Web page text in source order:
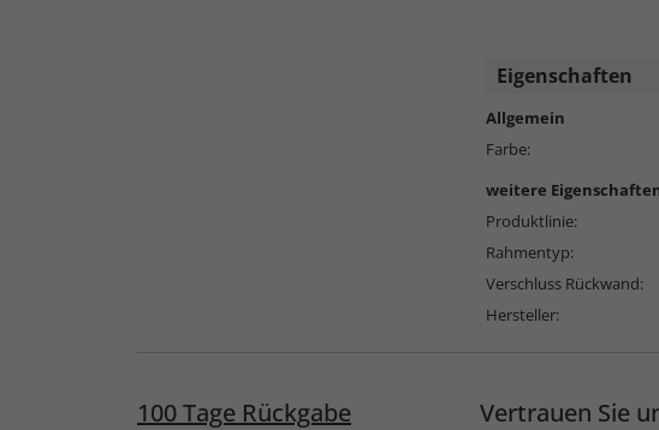
Eigenschaften
Allgemein
Farbe:
weitere
Produktlinie:
Rahmentyp:
Verschluss Rückwand:
Hersteller:
100 Tage Rückgabe Vertrauen Sie